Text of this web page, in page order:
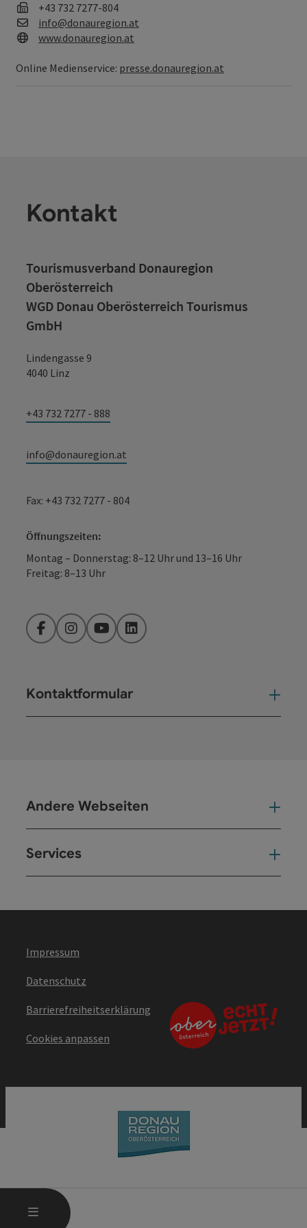
MENÜ
Fax
+43 732 7277-804
E-Mail
info@donauregion.at
Web
www.donauregion.at
Online Medienservice: presse.donauregion.at
Kontakt
Tourismusverband Donauregion
Oberösterreich
WGD Donau Oberösterreich Tourismus
GmbH
Lindengasse 9
4040 Linz
+43 732 7277 - 888
info@donauregion.at
Fax: +43 732 7277 - 804
Öffnungszeiten:
Montag – Donnerstag: 8–12 Uhr und 13–16 Uhr
Freitag: 8–13 Uhr
FacebookInstagramYouTubeLinkedIn
Kontaktformular
Andere Webseiten
Services
Impressum
Datenschutz
Barrierefreiheitserklärung
Cookies anpassen